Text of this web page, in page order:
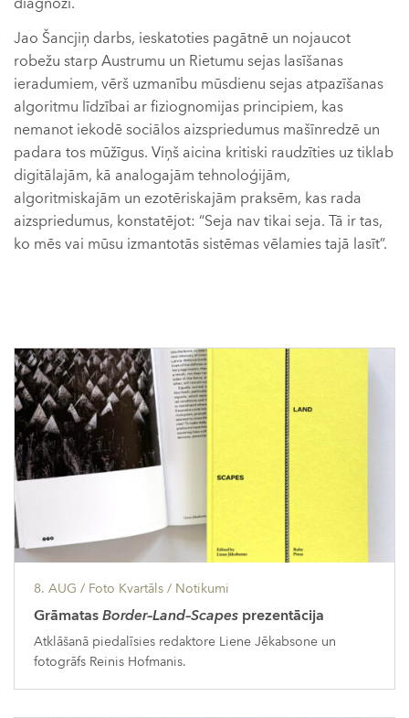
diagnozi.
Jao Šancjiņ darbs, ieskatoties pagātnē un nojaucot
robežu starp Austrumu un Rietumu sejas lasīšanas
ieradumiem, vērš uzmanību mūsdienu sejas atpazīšanas
algoritmu līdzībai ar fiziognomijas principiem, kas
nemanot iekodē sociālos aizspriedumus mašīnredzē un
padara tos mūžīgus. Viņš aicina kritiski raudzīties uz tiklab
digitālajām, kā analogajām tehnoloģijām,
algoritmiskajām un ezotēriskajām praksēm, kas rada
aizspriedumus, konstatējot: “Seja nav tikai seja. Tā ir tas,
ko mēs vai mūsu izmantotās sistēmas vēlamies tajā lasīt”.
8. AUG / Foto Kvartāls / Notikumi
GrāmatasBorder–Land–Scapes prezentācija
Atklāšanā piedalīsies redaktore Liene Jēkabsone un
fotogrāfs Reinis Hofmanis.